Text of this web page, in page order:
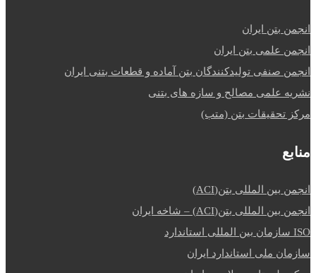
انجمن بتن ایران
انجمن علمی بتن ایران
انجمن صنفی تولیدکنندگان بتن آماده و قطعات بتنی ایران
نشریه علمی مصالح و سازه های بتنی
مرکز تحقیقات بتن (متب)
منابع
انجمن بین المللی بتن(ACI)
انجمن بین المللی بتن(ACI) – شاخه ایران
ISO سازمان بین المللی استاندارد
سازمان ملی استاندارد ایران